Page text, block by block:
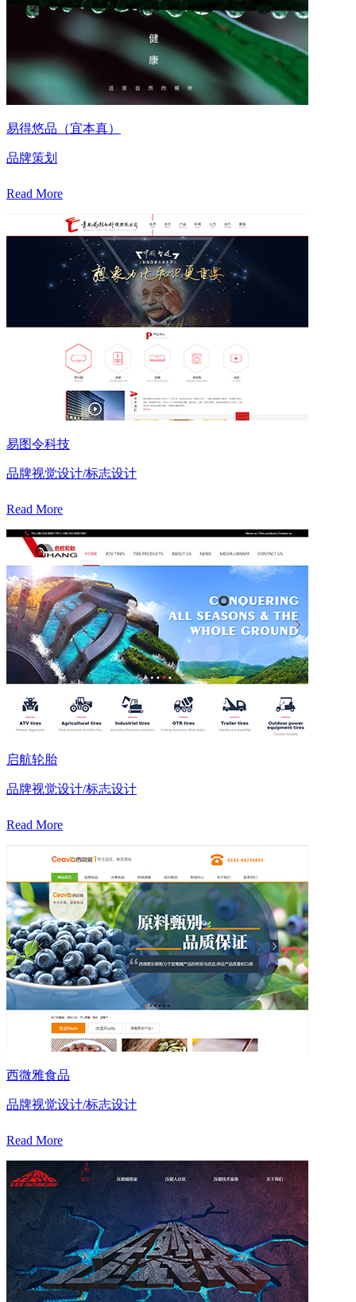
易得悠品（宜本真）
品牌策划
Read More
易图令科技
品牌视觉设计/标志设计
Read More
启航轮胎
品牌视觉设计/标志设计
Read More
西微雅食品
品牌视觉设计/标志设计
Read More